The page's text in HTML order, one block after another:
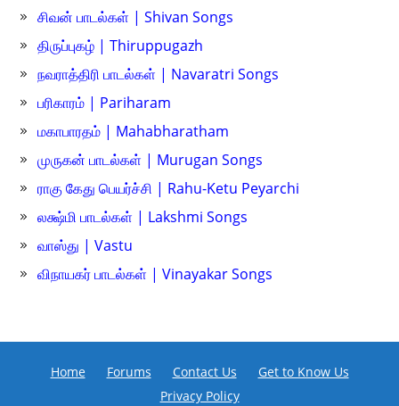
சிவன் பாடல்கள் | Shivan Songs
திருப்புகழ் | Thiruppugazh
நவராத்திரி பாடல்கள் | Navaratri Songs
பரிகாரம் | Pariharam
மகாபாரதம் | Mahabharatham
முருகன் பாடல்கள் | Murugan Songs
ராகு கேது பெயர்ச்சி | Rahu-Ketu Peyarchi
லக்ஷ்மி பாடல்கள் | Lakshmi Songs
வாஸ்து | Vastu
விநாயகர் பாடல்கள் | Vinayakar Songs
Home Forums Contact Us
Get to Know Us
Privacy Policy